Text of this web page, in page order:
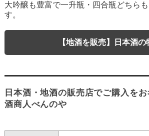
大吟醸も豊富で一升瓶・四合瓶どちら
す。
【地酒を販売】日本酒
日本酒・地酒の販売店でご購入を
酒商人べんのや